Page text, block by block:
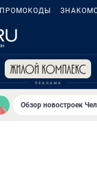
ПРОМОКОДЫ
Обзор новостроек